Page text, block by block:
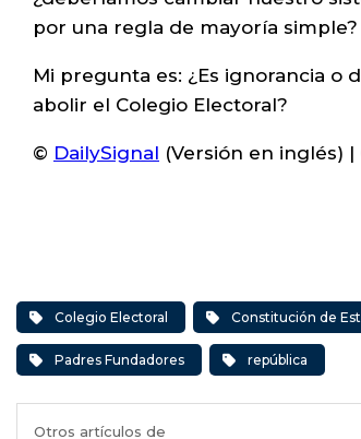
por una regla de mayoría simple?
Mi pregunta es: ¿Es ignorancia
abolir el Colegio Electoral?
© DailySignal (Versión en inglés) |
Colegio Electoral Constitución de
Padres Fundadores república
Otros artículos de